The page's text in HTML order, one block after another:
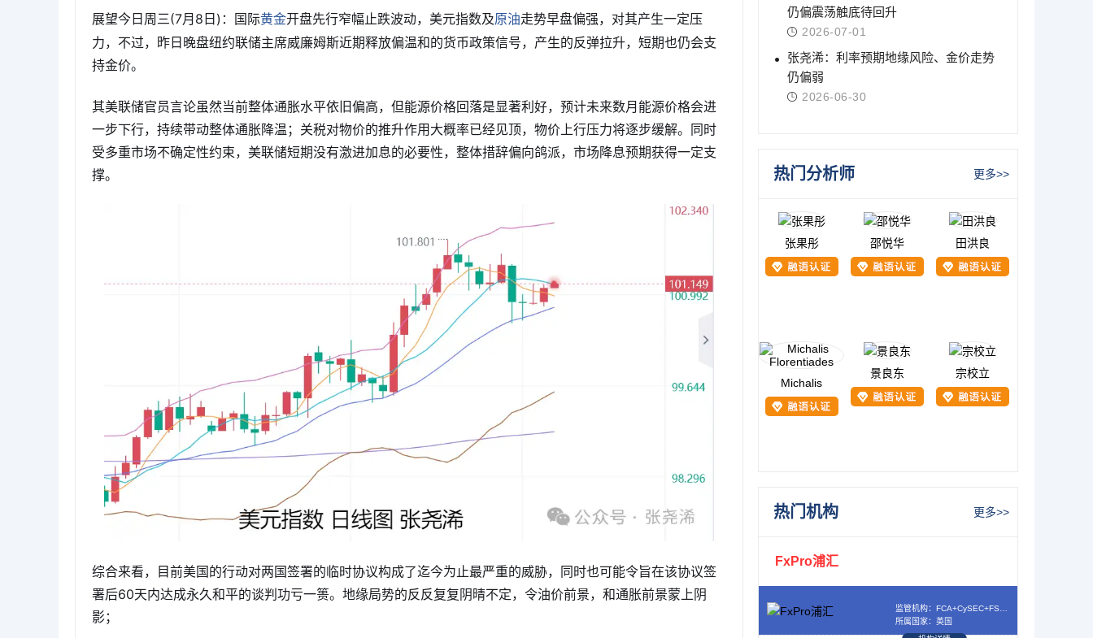
展望今日周三(7月8日)：国际黄金开盘先行窄幅止跌波动，美元指数及原油走势早盘偏强，对其产生一定压
力，不过，昨日晚盘纽约联储主席威廉姆斯近期释放偏温和的货币政策信号，产生的反弹拉升，短期也仍会支
持金价。
其美联储官员言论虽然当前整体通胀水平依旧偏高，但能源价格回落是显著利好，预计未来数月能源价格会进
一步下行，持续带动整体通胀降温；关税对物价的推升作用大概率已经见顶，物价上行压力将逐步缓解。同时
受多重市场不确定性约束，美联储短期没有激进加息的必要性，整体措辞偏向鸽派，市场降息预期获得一定支
撑。
综合来看，目前美国的行动对两国签署的临时协议构成了迄今为止最严重的威胁，同时也可能令旨在该协议签
署后60天内达成永久和平的谈判功亏一篑。地缘局势的反反复复阴晴不定，令油价前景，和通胀前景蒙上阴
影；
仍偏震荡触底待回升
2026-07-01
张尧浠：利率预期地缘风险、金价走势
仍偏弱
2026-06-30
热门分析师 更多>>
张果彤 邵悦华 田洪良
Michalis
景良东 宗校立
热门机构 更多>>
FxPro浦汇
所属国家：英国